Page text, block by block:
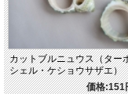
カットブルニュウス（ター
シェル・ケショウサザエ）
価格:151